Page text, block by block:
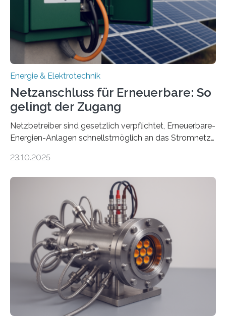
Millionen Euro, wovon 2,6 Millionen Euro durch das
Ministerium für Umwelt, Klima und…
Energie & Elektrotechnik
Netzanschluss für Erneuerbare: So
gelingt der Zugang
Netzbetreiber sind gesetzlich verpflichtet, Erneuerbare-
Energien-Anlagen schnellstmöglich an das Stromnetz
ermöglichen. Doch der dafür nötige Netzausbau hinkt
einem „Anschlussstau“. Die Stiftung
Umweltenergierecht hat den Rechtsrahmen in einem
neuen Bericht für die Praxis eingeordnet – inklusive der
Rolle von flexiblen Netzanschlussvereinbarungen. Der
Netzanschluss von Erneuerbare-Energien-Anlagen
(EE-Anlagen) ist entscheidend für die Energiewende.
Denn ohne Anschluss an das Netz kann kein Strom
eingespeist werden. Nach dem Erneuerbare-Energien-
Gesetz (EEG) sind Netzbetreiber…
23.10.2025